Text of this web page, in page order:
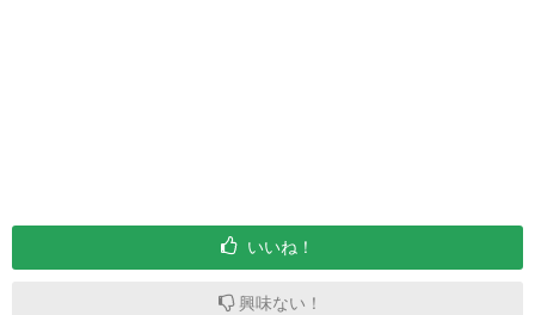
いいね！
興味ない！